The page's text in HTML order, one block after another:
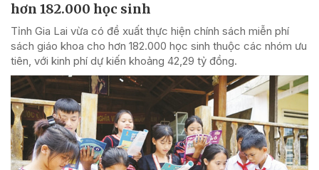
hơn 182.000 học sinh
Tỉnh Gia Lai vừa có đề xuất thực hiện chính sách miễn phí
sách giáo khoa cho hơn 182.000 học sinh thuộc các nhóm ưu
tiên, với kinh phí dự kiến khoảng 42,29 tỷ đồng.